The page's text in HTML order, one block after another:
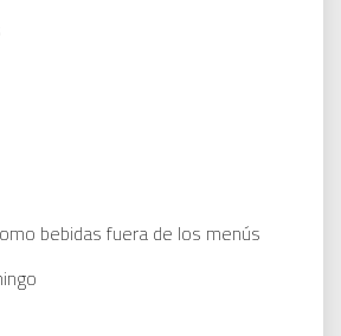
bebidas fuera de los menús